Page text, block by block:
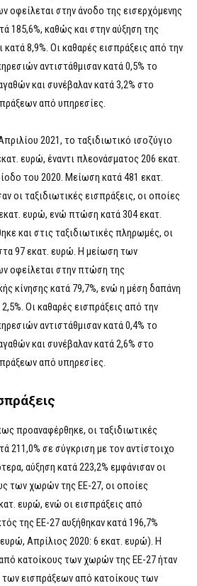
οφείλεται στην άνοδο της εισερχόμενης
185,6%, καθώς και στην αύξηση της
κατά 8,9%. Οι καθαρές εισπράξεις από την
αντιστάθμισαν κατά 0,5% το
και συνέβαλαν κατά 3,2% στο
από υπηρεσίες.
2021, το ταξιδιωτικό ισοζύγιο
ευρώ, έναντι πλεονάσματος 206 εκατ.
του 2020. Μείωση κατά 481 εκατ.
οι ταξιδιωτικές εισπράξεις, οι οποίες
ευρώ, ενώ πτώση κατά 304 εκατ.
και στις ταξιδιωτικές πληρωμές, οι
97 εκατ. ευρώ. Η μείωση των
οφείλεται στην πτώση της
κίνησης κατά 79,7%, ενώ η μέση δαπάνη
Οι καθαρές εισπράξεις από την
αντιστάθμισαν κατά 0,4% το
και συνέβαλαν κατά 2,6% στο
από υπηρεσίες.
προαναφέρθηκε, οι ταξιδιωτικές
211,0% σε σύγκριση με τον αντίστοιχο
αύξηση κατά 223,2% εμφάνισαν οι
των χωρών της ΕΕ-27, οι οποίες
ευρώ, ενώ οι εισπράξεις από
της ΕΕ-27 αυξήθηκαν κατά 196,7%
Απρίλιος 2020: 6 εκατ. ευρώ). Η
κατοίκους των χωρών της ΕΕ-27 ήταν
εισπράξεων από κατοίκους των